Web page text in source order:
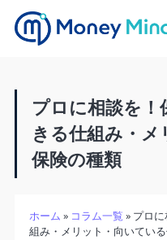
プロに相談を！
きる仕組み・
保険の種類
ホーム » コラム一覧 » プロ
組み・メリット・向いてい